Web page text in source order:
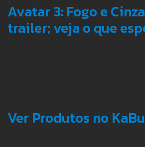
Avatar 3: Fogo e
trailer; veja o que
Ver Produtos no